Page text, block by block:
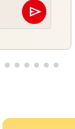
send
Abschicken